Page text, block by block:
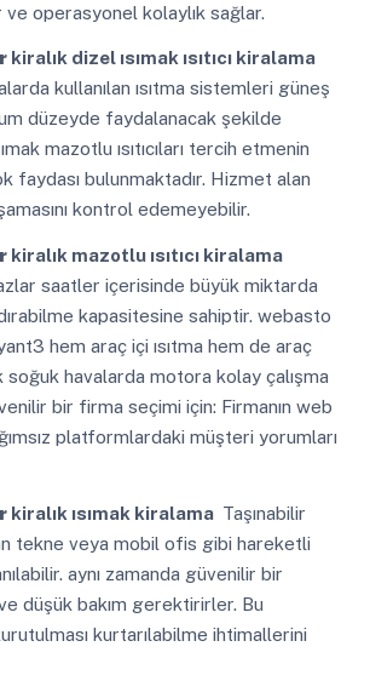
operasyonel kolaylık sağlar.
kiralık dizel ısımak ısıtıcı kiralama
kullanılan ısıtma sistemleri güneş
düzeyde faydalanacak şekilde
mazotlu ısıtıcıları tercih etmenin
faydası bulunmaktadır. Hizmet alan
kontrol edemeyebilir.
kiralık mazotlu ısıtıcı kiralama
saatler içerisinde büyük miktarda
kapasitesine sahiptir. webasto
hem araç içi ısıtma hem de araç
soğuk havalarda motora kolay çalışma
bir firma seçimi için: Firmanın web
platformlardaki müşteri yorumları
kiralık ısımak kiralama Taşınabilir
tekne veya mobil ofis gibi hareketli
aynı zamanda güvenilir bir
düşük bakım gerektirirler. Bu
kurtarılabilme ihtimallerini